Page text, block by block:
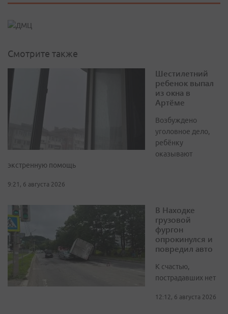
Смотрите также
Шестилетний
ребенок выпал
из окна в
Артёме
Возбуждено
уголовное дело,
ребёнку
оказывают
экстренную помощь
9:21, 6 августа 2026
В Находке
грузовой
фургон
опрокинулся и
повредил авто
К счастью,
пострадавших нет
12:12, 6 августа 2026